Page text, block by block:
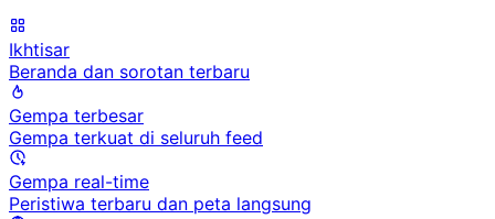
Ikhtisar
Beranda dan sorotan terbaru
Gempa terbesar
Gempa terkuat di seluruh feed
Gempa real-time
Peristiwa terbaru dan peta langsung